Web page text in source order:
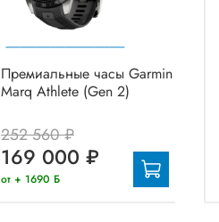
Премиальные часы Garmin
Marq Athlete (Gen 2)
252 560 ₽
169 000 ₽
от + 1690 Б